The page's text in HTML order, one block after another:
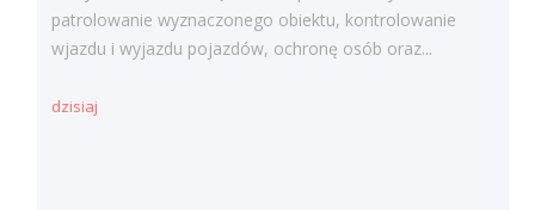
patrolowanie wyznaczonego obiektu, kontrolowanie
wjazdu i wyjazdu pojazdów, ochronę osób oraz...
dzisiaj